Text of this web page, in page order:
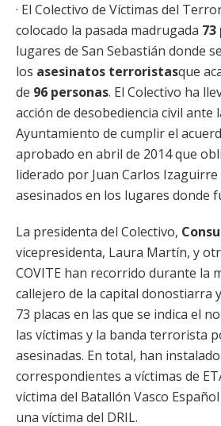
· El Colectivo de Víctimas del
colocado la pasada madrugada 73
lugares de San Sebastián donde
los asesinatos terroristasque
de 96 personas. El Colectivo ha
acción de desobediencia civil ante
Ayuntamiento de cumplir el
aprobado en abril de 2014 que
liderado por Juan Carlos
asesinados en los lugares donde
La presidenta del Colectivo,
vicepresidenta, Laura Martín, y
COVITE han recorrido durante la
callejero de la capital donostiarra
73 placas en las que se indica el
las víctimas y la banda terrorista
asesinadas. En total, han
correspondientes a víctimas de
víctima del Batallón Vasco
una víctima del DRIL.